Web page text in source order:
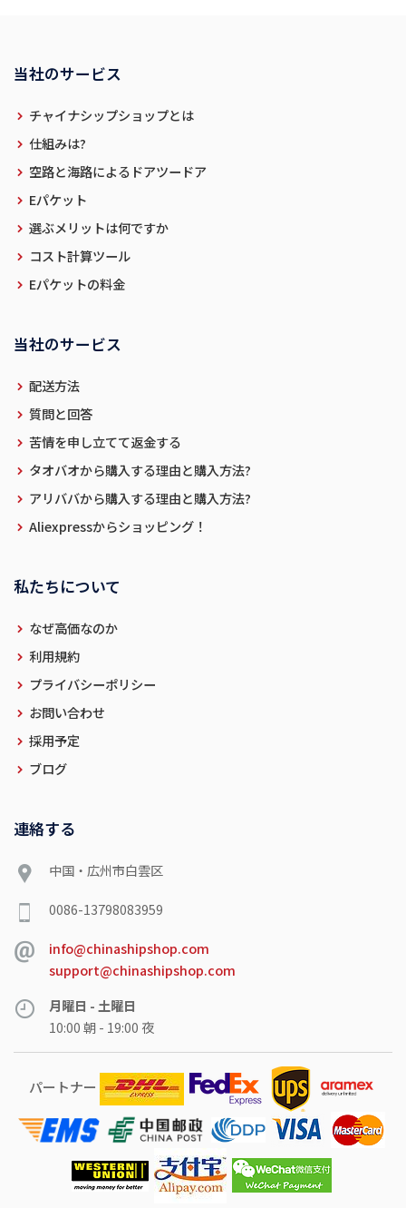
当社のサービス
チャイナシップショップとは
仕組みは?
空路と海路によるドアツードア
Eパケット
選ぶメリットは何ですか
コスト計算ツール
Eパケットの料金
当社のサービス
配送方法
質問と回答
苦情を申し立てて返金する
タオバオから購入する理由と購入方法?
アリババから購入する理由と購入方法?
Aliexpressからショッピング！
私たちについて
なぜ高価なのか
利用規約
プライバシーポリシー
お問い合わせ
採用予定
ブログ
連絡する
中国・広州市白雲区
0086-13798083959
info@chinashipshop.com
support@chinashipshop.com
月曜日 - 土曜日
10:00 朝 - 19:00 夜
パートナー